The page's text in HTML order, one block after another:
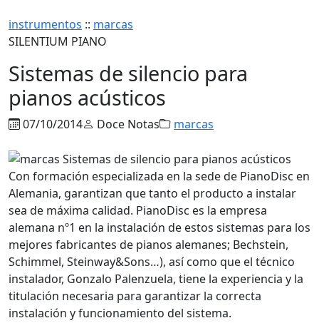
instrumentos :: marcas
SILENTIUM PIANO
Sistemas de silencio para
pianos acústicos
07/10/2014 Doce Notas marcas
Con formación especializada en la sede de PianoDisc en
Alemania, garantizan que tanto el producto a instalar
sea de máxima calidad. PianoDisc es la empresa
alemana nº1 en la instalación de estos sistemas para los
mejores fabricantes de pianos alemanes; Bechstein,
Schimmel, Steinway&Sons…), así como que el técnico
instalador, Gonzalo Palenzuela, tiene la experiencia y la
titulación necesaria para garantizar la correcta
instalación y funcionamiento del sistema.